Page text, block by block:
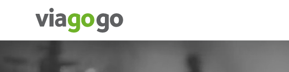
Billetter - Koncert-,